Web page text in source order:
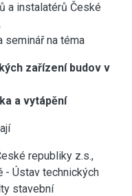
a instalatérů České
seminář na téma
zařízení budov v
a vytápění
republiky z.s.,
- Ústav technických
stavební